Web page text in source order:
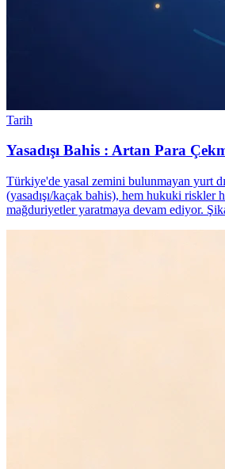
Tarih
Yasadışı Bahis : Artan Para
Türkiye'de yasal zemini bulunmayan yurt
(yasadışı/kaçak bahis), hem hukuki riskler
mağduriyetler yaratmaya devam ediyor.